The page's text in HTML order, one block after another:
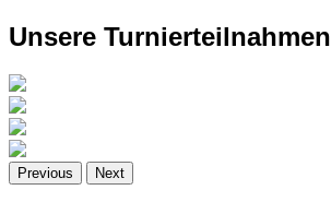
Unsere Turnierteilnahmen
Previous Next